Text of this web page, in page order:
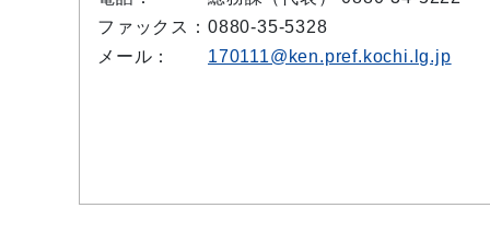
ファックス： 0880-35-5328
メール：
170111@ken.pref.kochi.lg.jp